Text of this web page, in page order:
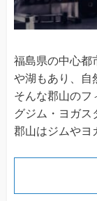
福島県の中心都
や湖もあり、自
そんな郡山のフ
グジム・ヨガス
郡山はジムやヨ